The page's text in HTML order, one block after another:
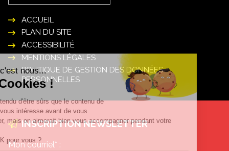
ACCUEIL
PLAN DU SITE
ACCESSIBILITÉ
MENTIONS LÉGALES
POLITIQUE DE GESTION DES DONNÉES
PERSONNELLES
INSCRIPTION NEWSLETTER
Mon courriel* :